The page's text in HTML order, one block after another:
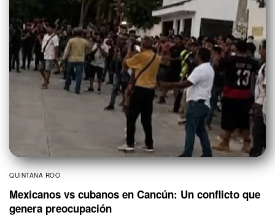
QUINTANA ROO
Mexicanos vs cubanos en Cancún: Un conflicto que
genera preocupación